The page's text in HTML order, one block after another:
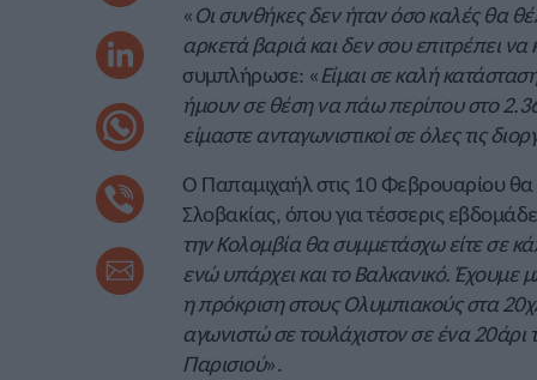
«Οι συνθήκες δεν ήταν όσο καλές θα
αρκετά βαριά και δεν σου επιτρέπει να
συμπλήρωσε: «Είμαι σε καλή
ήμουν σε θέση να πάω περίπου στο
είμαστε ανταγωνιστικοί σε όλες τις
Ο Παπαμιχαήλ στις 10 Φεβρουαρίου θα
Σλοβακίας, όπου για τέσσερις
την Κολομβία θα συμμετάσχω είτε σε
ενώ υπάρχει και το Βαλκανικό. Έχουμε
η πρόκριση στους Ολυμπιακούς στα
αγωνιστώ σε τουλάχιστον σε ένα 20άρι
Παρισιού».